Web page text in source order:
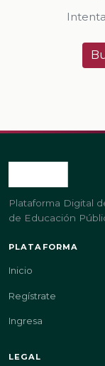
Plataforma Digital
de Educación
PLATAFORMA
Inicio
Regístrate
Ingresa
LEGAL